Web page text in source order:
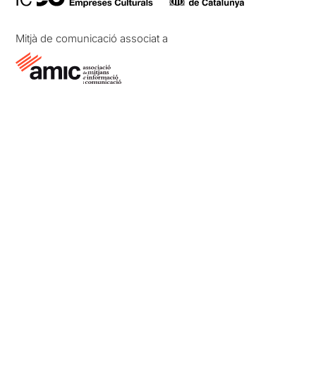
Mitjà de comunicació associat a